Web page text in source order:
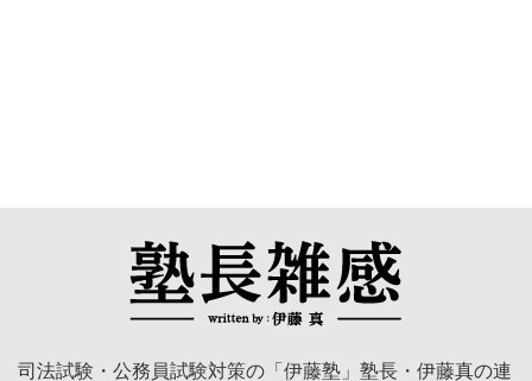
司法試験・公務員試験対策の「伊藤塾」塾長・伊藤真の連